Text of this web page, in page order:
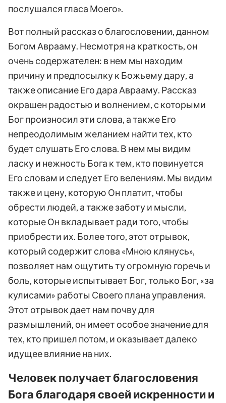
послушался гласа Моего».
Вот полный рассказ о благословении, данном
Богом Аврааму. Несмотря на краткость, он
очень содержателен: в нем мы находим
причину и предпосылку к Божьему дару, а
также описание Его дара Аврааму. Рассказ
окрашен радостью и волнением, с которыми
Бог произносил эти слова, а также Его
непреодолимым желанием найти тех, кто
будет слушать Его слова. В нем мы видим
ласку и нежность Бога к тем, кто повинуется
Его словам и следует Его велениям. Мы видим
также и цену, которую Он платит, чтобы
обрести людей, а также заботу и мысли,
которые Он вкладывает ради того, чтобы
приобрести их. Более того, этот отрывок,
который содержит слова «Мною клянусь»,
позволяет нам ощутить ту огромную горечь и
боль, которые испытывает Бог, только Бог, «за
кулисами» работы Своего плана управления.
Этот отрывок дает нам почву для
размышлений, он имеет особое значение для
тех, кто пришел потом, и оказывает далеко
идущее влияние на них.
Человек получает благословения
Бога благодаря своей искренности и